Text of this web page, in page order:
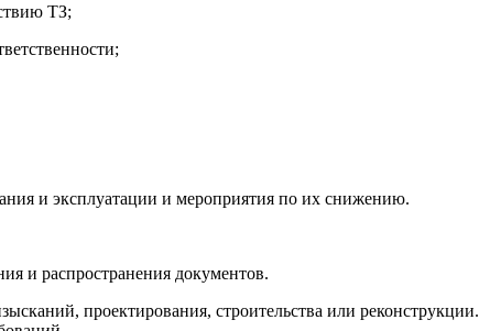
ТЗ;
и эксплуатации и мероприятия по их снижению.
и распространения документов.
проектирования, строительства или реконструкции.